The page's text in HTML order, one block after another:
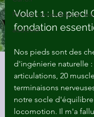
Plantes comestibles et
addiction
Volet 1 : Le pied!
fondation
Nos pieds sont des
d'ingénierie naturelle :
articulations, 20
terminaisons
notre socle
locomotion. Il m'a